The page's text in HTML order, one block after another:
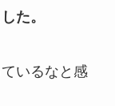
た。
いるなと感